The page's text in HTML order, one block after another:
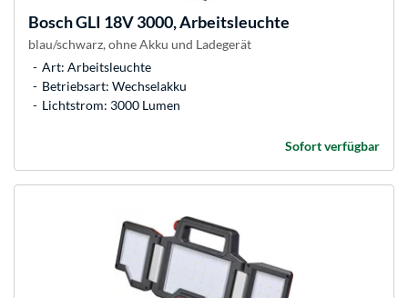
BoschGLI 18V 3000, Arbeitsleuchte
blau/schwarz, ohne Akku und Ladegerät
Art: Arbeitsleuchte
Betriebsart: Wechselakku
Lichtstrom: 3000 Lumen
Sofort verfügbar